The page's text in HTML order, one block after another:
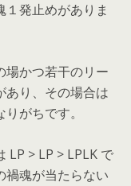
発止めがありま
場かつ若干のリー
あり、その場合は
がちです。
LP > LP > LPLK で
禍魂が当たらない